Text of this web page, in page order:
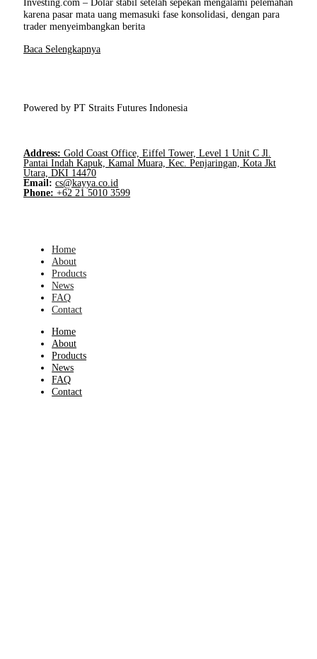
Investing.com – Dolar stabil setelah sepekan mengalami pelemahan
karena pasar mata uang memasuki fase konsolidasi, dengan para
trader menyeimbangkan berita
Baca Selengkapnya
Powered by PT Straits Futures Indonesia
Address: Gold Coast Office, Eiffel Tower, Level 1 Unit C Jl.
Pantai Indah Kapuk, Kamal Muara, Kec. Penjaringan, Kota Jkt
Utara, DKI 14470
Email: cs@kayya.co.id
Phone: +62 21 5010 3599
Home
About
Products
News
FAQ
Contact
Home
About
Products
News
FAQ
Contact